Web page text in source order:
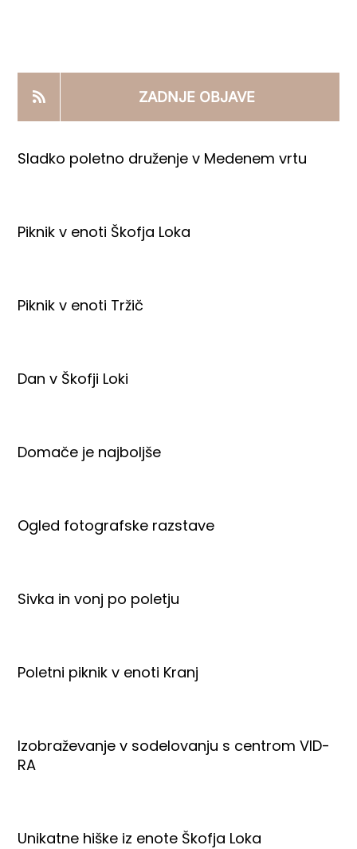
PRODAJNI IZDELKI
AKTUALNO
ZADNJE OBJAVE
Sladko poletno druženje v Medenem vrtu
Piknik v enoti Škofja Loka
Piknik v enoti Tržič
Dan v Škofji Loki
Domače je najboljše
Ogled fotografske razstave
Sivka in vonj po poletju
Poletni piknik v enoti Kranj
Izobraževanje v sodelovanju s centrom VID-
RA
Unikatne hiške iz enote Škofja Loka